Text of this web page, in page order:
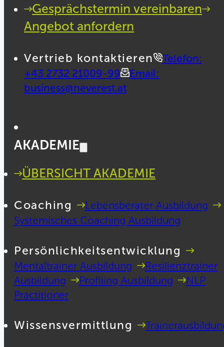
Gesprächstermin vereinbaren
Angebot anfordern
Vertrieb kontaktieren
Telefon:
+43 2732 21009-99
Email:
business@neverest.at
AKADEMIE
ÜBERSICHT AKADEMIE
Coaching
Lebensberater Ausbildung
Systemisches Coaching Ausbildung
Persönlichkeitsentwicklung
Mentaltrainer Ausbildung
Resilienztrainer
Ausbildung
Profiling Ausbildung
NLP
Practitioner
Wissensvermittlung